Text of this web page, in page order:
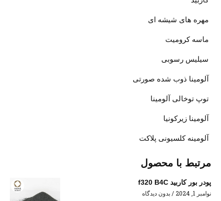
مهره های شیشه ای
ماسه کرومیت
سیلیس رسوبی
آلومینا ذوب شده صورتی
توپ توخالی آلومینا
آلومینا زیرکونیا
آلومینه کلسیونی پلاکت
مرتبط با محصول
پودر بور کاربید f320 B4C
نوامبر 1, 2024
بدون دیدگاه